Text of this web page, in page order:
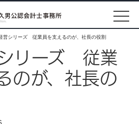
営シリーズ 従業員を支えるのが、社長の役割
リーズ 従業
のが、社長の